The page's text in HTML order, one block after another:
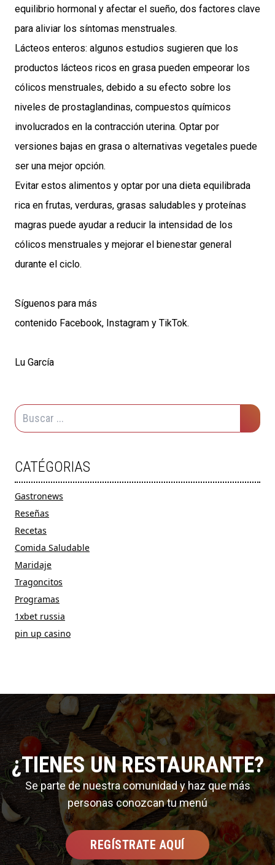
equilibrio hormonal y afectar el sueño, dos factores clave
para aliviar los síntomas menstruales.
Lácteos enteros: algunos estudios sugieren que los
productos lácteos ricos en grasa pueden empeorar los
cólicos menstruales, debido a su efecto sobre los
niveles de prostaglandinas, compuestos químicos
involucrados en la contracción uterina. Optar por
versiones bajas en grasa o alternativas vegetales puede
ser una mejor opción.
Evitar estos alimentos y optar por una dieta equilibrada
rica en frutas, verduras, grasas saludables y proteínas
magras puede ayudar a reducir la intensidad de los
cólicos menstruales y mejorar el bienestar general
durante el ciclo.
Síguenos para más
contenido Facebook, Instagram y TikTok.
Lu García
CATÉGORIAS
Gastronews
Reseñas
Recetas
Comida Saludable
Maridaje
Tragoncitos
Programas
1xbet russia
pin up casino
¿TIENES UN RESTAURANTE?
Se parte de nuestra comunidad y haz que más
personas conozcan tu menú
REGÍSTRATE AQUÍ